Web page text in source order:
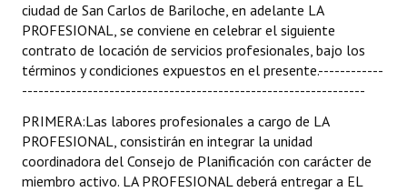
ciudad de San Carlos de Bariloche, en adelante LA
PROFESIONAL, se conviene en celebrar el siguiente
contrato de locación de servicios profesionales, bajo los
términos y condiciones expuestos en el presente.------------
---------------------------------------------------------------
PRIMERA:Las labores profesionales a cargo de LA
PROFESIONAL, consistirán en integrar la unidad
coordinadora del Consejo de Planificación con carácter de
miembro activo. LA PROFESIONAL deberá entregar a EL